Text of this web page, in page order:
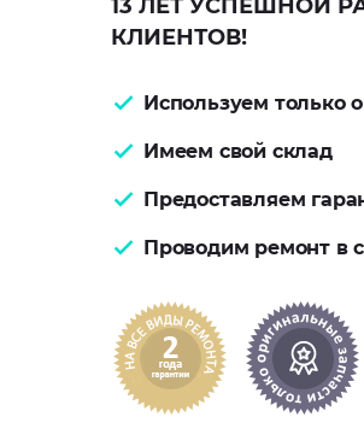
13 ЛЕТ УСПЕШНОЙ
КЛИЕНТОВ!
Используем только
Имеем свой склад
Предоставляем
Проводим ремонт в